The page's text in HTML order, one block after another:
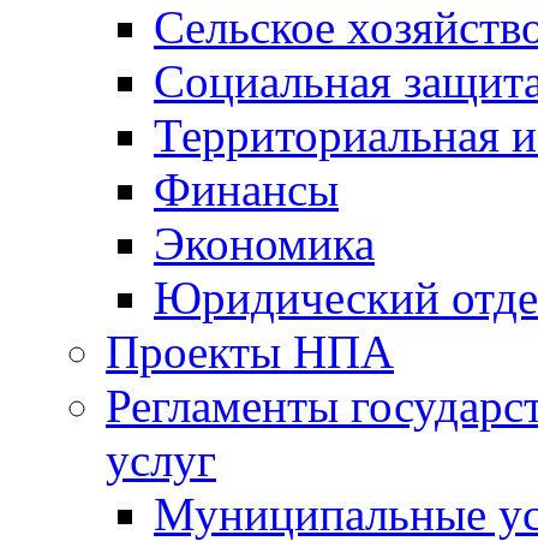
Сельское
Социальная
Территориальная
Финансы
Экономика
Юридический
Проекты НПА
Регламенты
услуг
Муниципальные